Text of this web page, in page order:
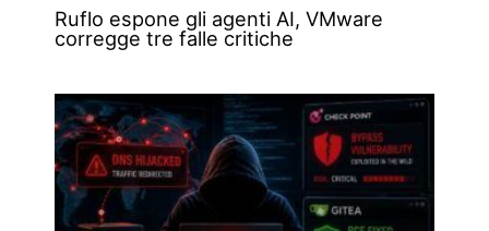
Ruflo espone gli agenti AI, VMware
corregge tre falle critiche